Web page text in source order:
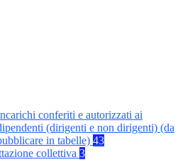
conferiti e autorizzati ai
(dirigenti e non dirigenti) (da
in tabelle) 43
collettiva 3